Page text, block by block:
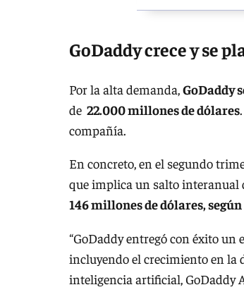
GoDaddy crece y se
Por la alta demanda, GoDaddy
de 22.000 millones de dólares
compañía.
En concreto, en el segundo
que implica un salto interanual
146 millones de dólares, según
“GoDaddy entregó con éxito
incluyendo el crecimiento en la
inteligencia artificial, GoDaddy